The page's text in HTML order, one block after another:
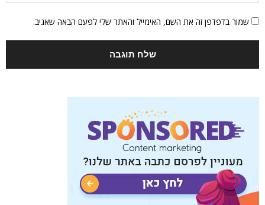
שמור בדפדפן זה את השם, האימייל והאתר שלי לפעם הבאה שאגיב.